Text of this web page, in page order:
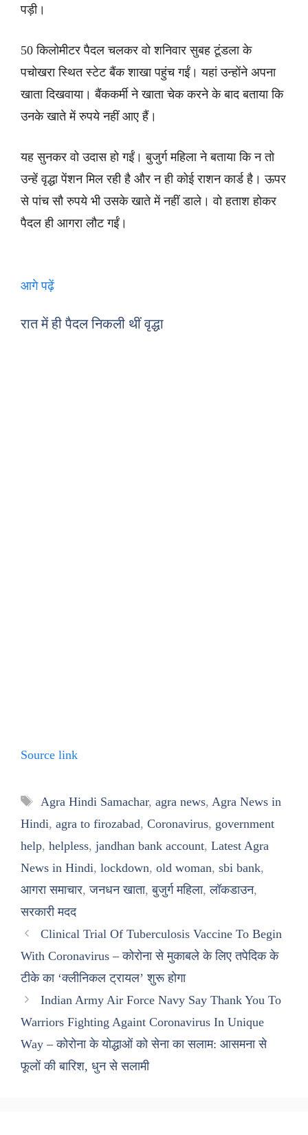
पड़ी।
50 किलोमीटर पैदल चलकर वो शनिवार सुबह टूंडला के
पचोखरा स्थित स्टेट बैंक शाखा पहुंच गईं। यहां उन्होंने अपना
खाता दिखवाया। बैंककर्मी ने खाता चेक करने के बाद बताया कि
उनके खाते में रुपये नहीं आए हैं।
यह सुनकर वो उदास हो गईं। बुजुर्ग महिला ने बताया कि न तो
उन्हें वृद्धा पेंशन मिल रही है और न ही कोई राशन कार्ड है। ऊपर
से पांच सौ रुपये भी उसके खाते में नहीं डाले। वो हताश होकर
पैदल ही आगरा लौट गईं।
आगे पढ़ें
रात में ही पैदल निकली थीं वृद्धा
Source link
Tags
Agra Hindi Samachar, agra news, Agra News in
Hindi, agra to firozabad, Coronavirus, government
help, helpless, jandhan bank account, Latest Agra
News in Hindi, lockdown, old woman, sbi bank,
आगरा समाचार,जनधन खाता,बुजुर्ग महिला,लॉकडाउन,
सरकारी मदद
Clinical Trial Of Tuberculosis Vaccine To Begin
With Coronavirus – कोरोना से मुकाबले के लिए तपेदिक के
टीके का ‘क्लीनिकल ट्रायल’ शुरू होगा
Indian Army Air Force Navy Say Thank You To
Warriors Fighting Againt Coronavirus In Unique
Way – कोरोना के योद्धाओं को सेना का सलाम: आसमना से
फूलों की बारिश, धुन से सलामी